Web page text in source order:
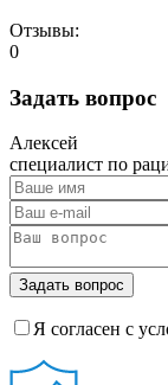
Отзывы:
0
Задать вопрос
Алексей
специалист по
Задать вопрос
Я согласен с